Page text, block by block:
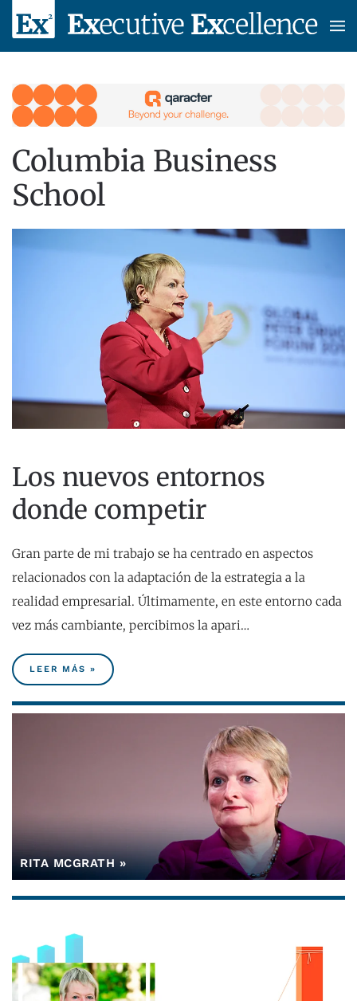
Skip to main content
Columbia Business
School
Los nuevos entornos
donde competir
Gran parte de mi trabajo se ha centrado en aspectos
relacionados con la adaptación de la estrategia a la
realidad empresarial. Últimamente, en este entorno cada
vez más cambiante, percibimos la apari…
LEER MÁS »
RITA MCGRATH